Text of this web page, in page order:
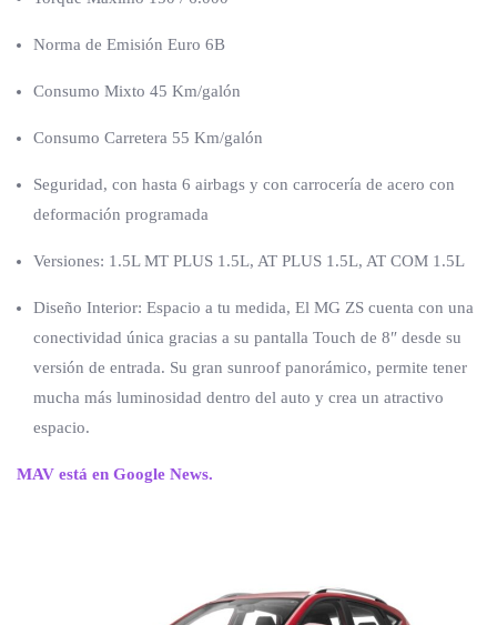
Norma de Emisión Euro 6B
Consumo Mixto 45 Km/galón
Consumo Carretera 55 Km/galón
Seguridad, con hasta 6 airbags y con carrocería de acero con
deformación programada
Versiones: 1.5L MT PLUS 1.5L, AT PLUS 1.5L, AT COM 1.5L
Diseño Interior: Espacio a tu medida, El MG ZS cuenta con una
conectividad única gracias a su pantalla Touch de 8″ desde su
versión de entrada. Su gran sunroof panorámico, permite tener
mucha más luminosidad dentro del auto y crea un atractivo
espacio.
MAV está en Google News.